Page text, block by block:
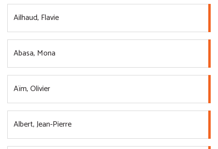
Ailhaud, Flavie
Abasa, Mona
Aïm, Olivier
Albert, Jean-Pierre